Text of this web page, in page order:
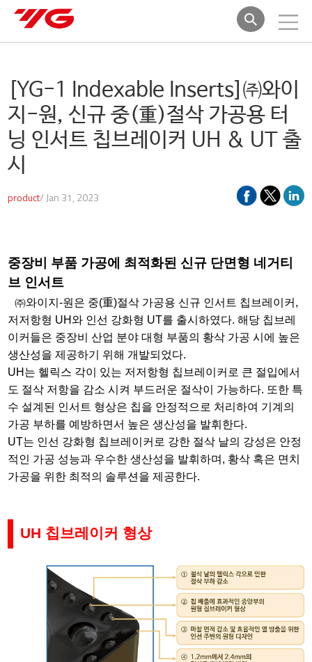
[YG-1 Indexable Inserts]㈜와이
지-원, 신규 중(重)절삭 가공용 터
닝 인서트 칩브레이커 UH & UT 출
시
product/ Jan 31, 2023
중장비 부품 가공에 최적화된 신규 단면형 네거티
브 인서트
㈜와이지-원은 중(重)절삭 가공용 신규 인서트 칩브레이커,
저저항형 UH와 인선 강화형 UT를 출시하였다. 해당 칩브레
이커들은 중장비 산업 분야 대형 부품의 황삭 가공 시에 높은
생산성을 제공하기 위해 개발되었다.
UH는 헬릭스 각이 있는 저저항형 칩브레이커로 큰 절입에서
도 절삭 저항을 감소 시켜 부드러운 절삭이 가능하다. 또한 특
수 설계된 인서트 형상은 칩을 안정적으로 처리하여 기계의
가공 부하를 예방하면서 높은 생산성을 발휘한다.
UT는 인선 강화형 칩브레이커로 강한 절삭 날의 강성은 안정
적인 가공 성능과 우수한 생산성을 발휘하며, 황삭 혹은 면치
가공을 위한 최적의 솔루션을 제공한다.
UH 칩브레이커 형상